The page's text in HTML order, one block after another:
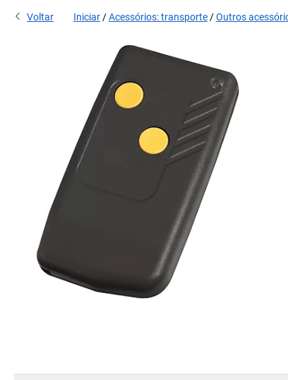
Voltar Iniciar Acessórios: transporte Outros